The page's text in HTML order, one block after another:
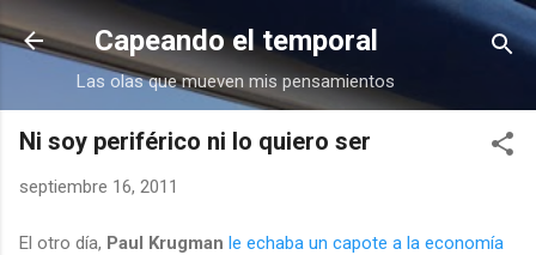
Ir al contenido principal
Capeando el temporal
Las olas que mueven mis pensamientos
Ni soy periférico ni lo quiero ser
septiembre 16, 2011
El otro día, Paul Krugman le echaba un capote a la economía